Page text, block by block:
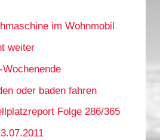
im Wohnmobil
weiter
oder baden fahren
Folge 286/365